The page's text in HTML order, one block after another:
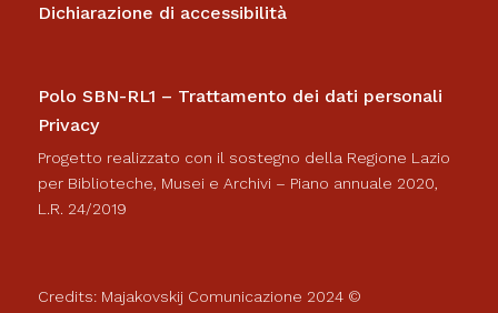
Dichiarazione di accessibilità
Polo SBN-RL1 – Trattamento dei dati personali
Privacy
Progetto realizzato con il sostegno della Regione Lazio
per Biblioteche, Musei e Archivi – Piano annuale 2020,
L.R. 24/2019
Credits: Majakovskij Comunicazione 2024 ©